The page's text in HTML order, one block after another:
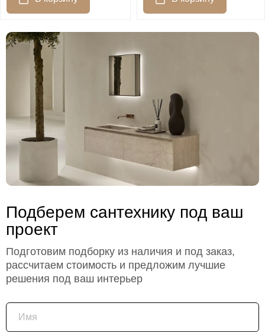
Подберем сантехнику под ваш
проект
Подготовим подборку из наличия и под заказ,
рассчитаем стоимость и предложим лучшие
решения под ваш интерьер
Имя